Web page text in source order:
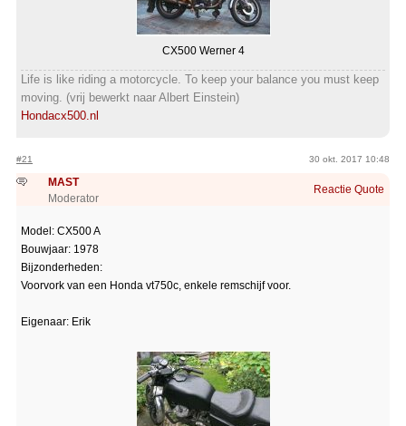
CX500 Werner 4
Life is like riding a motorcycle. To keep your balance you must keep
moving. (vrij bewerkt naar Albert Einstein)
Hondacx500.nl
#21 30 okt. 2017 10:48
MAST
Moderator
Reactie Quote
Model: CX500 A
Bouwjaar: 1978
Bijzonderheden:
Voorvork van een Honda vt750c, enkele remschijf voor.
Eigenaar: Erik